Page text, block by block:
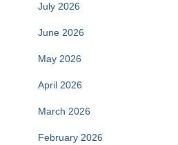
July 2026
June 2026
May 2026
April 2026
March 2026
February 2026